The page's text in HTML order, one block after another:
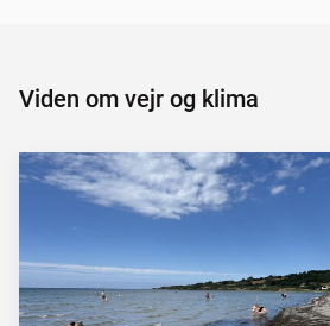
Viden om vejr og klima